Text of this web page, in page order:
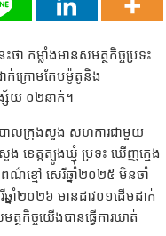
ា កម្លាំងមានសមត្ថកិច្ចប្រទះ
ាក់ក្រោមកែបម៉ូតូនិង
ស័យ ០២នាក់។
បាលក្រុងសួង សហការជាមួយ
េត្តត្បូងឃ្មុំ ប្រទះ ឃើញក្មេង
ណ៌ខ្មៅ សេរីឆ្នាំ២០២៥ មិនចាំ
២០២៦ មានដាវ០១ដើមដាក់
កិច្ចយើងបានធ្វើការឃាត់